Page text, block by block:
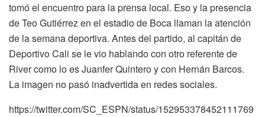
tomó el encuentro para la prensa local. Eso y la presencia
de Teo Gutiérrez en el estadio de Boca llaman la atención
de la semana deportiva. Antes del partido, al capitán de
Deportivo Cali se le vio hablando con otro referente de
River como lo es Juanfer Quintero y con Hernán Barcos.
La imagen no pasó inadvertida en redes sociales.
https://twitter.com/SC_ESPN/status/152953378452111769